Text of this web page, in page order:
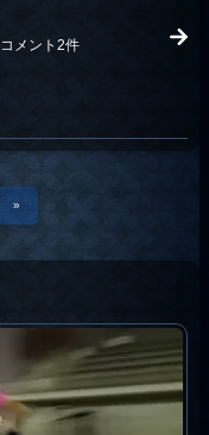
コメント2件
»